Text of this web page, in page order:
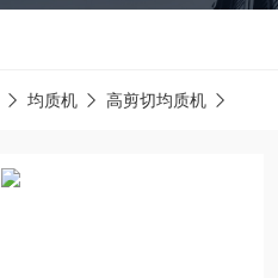
均质机 高剪切均质机